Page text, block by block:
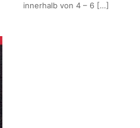
innerhalb von 4 – 6[…]